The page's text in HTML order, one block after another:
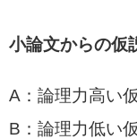
小論文からの仮
A：論理力高い
B：論理力低い